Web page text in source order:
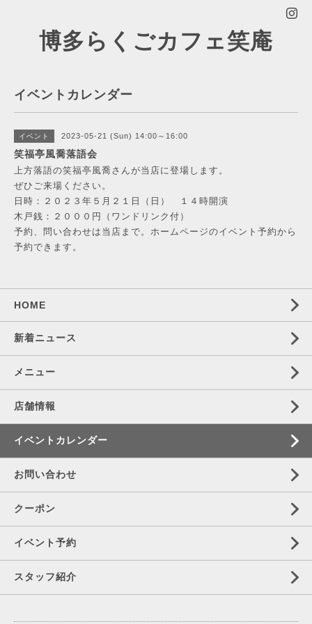
博多らくごカフェ笑庵
イベントカレンダー
イベント 2023-05-21 (Sun) 14:00～16:00
笑福亭風喬落語会
上方落語の笑福亭風喬さんが当店に登場します。
ぜひご来場ください。
日時：２０２３年５月２１日（日） １４時開演
木戸銭：２０００円（ワンドリンク付）
予約、問い合わせは当店まで。ホームページのイベント予約から
予約できます。
HOME
新着ニュース
メニュー
店舗情報
イベントカレンダー
お問い合わせ
クーポン
イベント予約
スタッフ紹介